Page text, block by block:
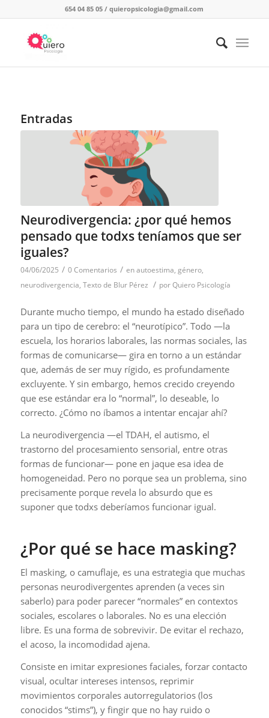
654 04 85 05 /quieropsicologia@gmail.com
Entradas
Neurodivergencia: ¿por qué hemos
pensado que todxs teníamos que ser
iguales?
04/06/2025 / 0 Comentarios / enautoestima, género,
neurodivergencia, Texto de Blur Pérez / porQuiero Psicología
Durante mucho tiempo, el mundo ha estado diseñado
para un tipo de cerebro: el “neurotípico”. Todo —la
escuela, los horarios laborales, las normas sociales, las
formas de comunicarse— gira en torno a un estándar
que, además de ser muy rígido, es profundamente
excluyente. Y sin embargo, hemos crecido creyendo
que ese estándar era lo “normal”, lo deseable, lo
correcto. ¿Cómo no íbamos a intentar encajar ahí?
La neurodivergencia —el TDAH, el autismo, el
trastorno del procesamiento sensorial, entre otras
formas de funcionar— pone en jaque esa idea de
homogeneidad. Pero no porque sea un problema, sino
precisamente porque revela lo absurdo que es
suponer que todxs deberíamos funcionar igual.
¿Por qué se hace masking?
El masking, o camuflaje, es una estrategia que muchas
personas neurodivergentes aprenden (a veces sin
saberlo) para poder parecer “normales” en contextos
sociales, escolares o laborales. No es una elección
libre. Es una forma de sobrevivir. De evitar el rechazo,
el acoso, la incomodidad ajena.
Consiste en imitar expresiones faciales, forzar contacto
visual, ocultar intereses intensos, reprimir
movimientos corporales autorregulatorios (los
conocidos “stims”), y fingir que no hay ruido o